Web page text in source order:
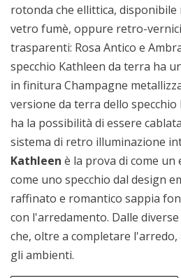
rotonda che ellittica,
vetro fumè, oppure retro-
trasparenti: Rosa Antico e
specchio Kathleen da terra ha
in finitura Champagne
versione da terra dello specchio
ha la possibilità di essere
sistema di retro illuminazione
Kathleen è la prova di come
come uno specchio dal design
raffinato e romantico sappia
con l'arredamento. Dalle
che, oltre a completare
gli ambienti.